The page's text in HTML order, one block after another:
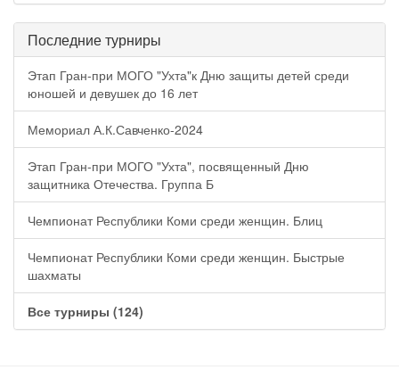
Последние турниры
Этап Гран-при МОГО "Ухта"к Дню защиты детей среди
юношей и девушек до 16 лет
Мемориал А.К.Савченко-2024
Этап Гран-при МОГО "Ухта", посвященный Дню
защитника Отечества. Группа Б
Чемпионат Республики Коми среди женщин. Блиц
Чемпионат Республики Коми среди женщин. Быстрые
шахматы
Все турниры (124)